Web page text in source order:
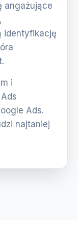
angażujące
identyfikację
i
Ads.
najtaniej